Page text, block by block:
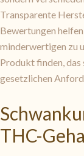
Transparente
Bewertungen
minderwertigen zu
Produkt finden, das
gesetzlichen
THC-